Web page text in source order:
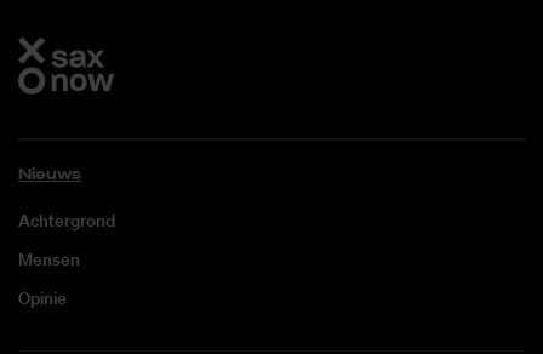
Nieuws
Achtergrond
Mensen
Opinie